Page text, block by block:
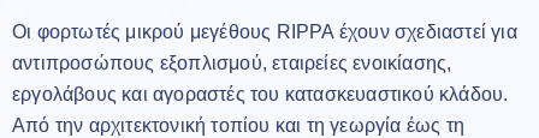
Οι φορτωτές μικρού μεγέθους RIPPA έχουν σχεδιαστεί για
αντιπροσώπους εξοπλισμού, εταιρείες ενοικίασης,
εργολάβους και αγοραστές του κατασκευαστικού κλάδου.
Από την αρχιτεκτονική τοπίου και τη γεωργία έως τη